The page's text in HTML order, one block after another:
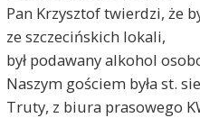
Pan Krzysztof twierdzi, że
ze szczecińskich lokali,
był podawany alkohol
Naszym gościem była st.
Truty, z biura prasowego